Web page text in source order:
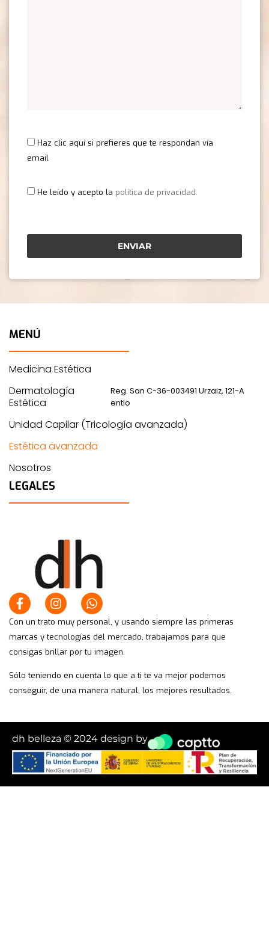
Haz clic aquí si prefieres que te respondan vía
email
He leído y acepto la política de privacidad.
Con un trato muy personal, y usando siempre las primeras
marcas y tecnologías del mercado, trabajamos para que
consigas brillar por tu imagen.
Sólo teniendo en cuenta lo que a ti te va mejor podemos
conseguir, de una manera natural, los mejores resultados.
MENÚ
Medicina Estética
Dermatología
Estética
Reg. San C-36-003491 Urzaiz, 121-A
entlo
Unidad Capilar (Tricología avanzada)
Estética avanzada
Nosotros
LEGALES
dh belleza © 2024 design by